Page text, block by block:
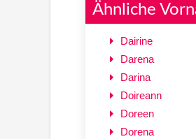
Ähnliche
Dairine
Darena
Darina
Doireann
Doreen
Dorena